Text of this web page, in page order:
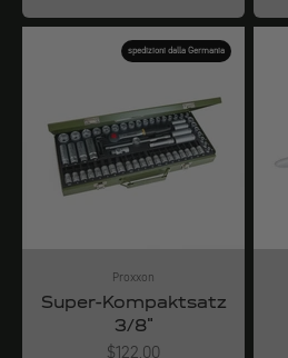
spedizioni dalla Germania
Proxxon
Super-Kompaktsatz
3/8"
Angebot
$122.00